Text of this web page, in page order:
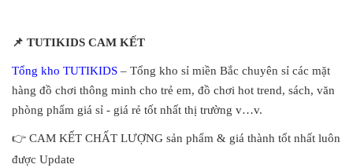
📌 TUTIKIDS CAM KẾT
Tổng kho TUTIKIDS – Tổng kho sỉ miền Bắc chuyên sỉ các mặt
hàng đồ chơi thông minh cho trẻ em, đồ chơi hot trend, sách, văn
phòng phẩm giá sỉ - giá rẻ tốt nhất thị trường v…v.
👉 CAM KẾT CHẤT LƯỢNG sản phẩm & giá thành tốt nhất luôn
được Update